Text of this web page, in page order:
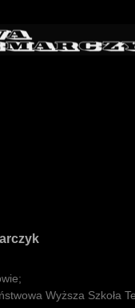
Wyższa Szkoła